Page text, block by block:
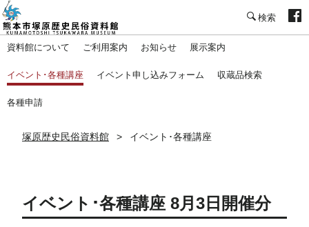
資料館について ご利用案内 お知らせ 展示案内
イベント･各種講座 イベント申し込みフォーム 収蔵品検索
各種申請
塚原歴史民俗資料館 イベント･各種講座
イベント･各種講座 8月3日開催分